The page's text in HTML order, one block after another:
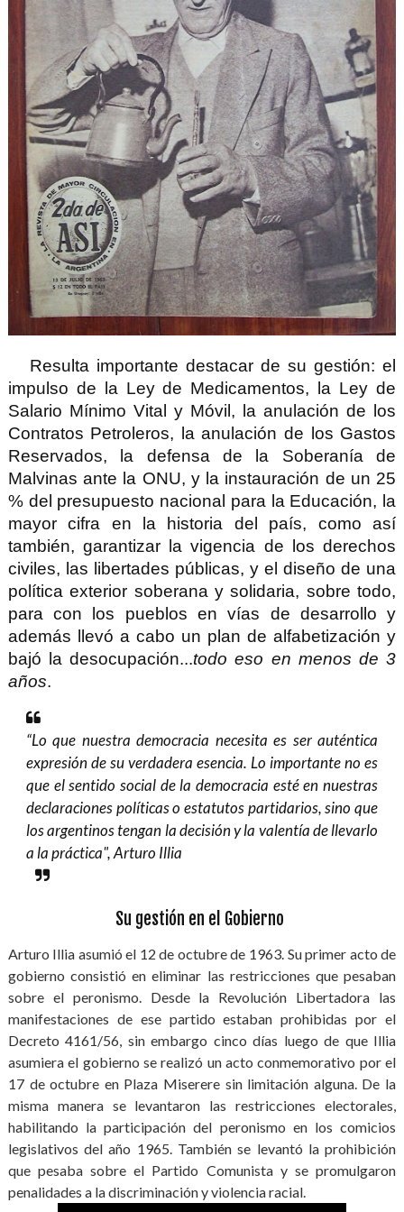
Resulta importante destacar de su gestión: el
impulso de la Ley de Medicamentos, la Ley de
Salario Mínimo Vital y Móvil, la anulación de los
Contratos Petroleros, la anulación de los Gastos
Reservados, la defensa de la Soberanía de
Malvinas ante la ONU, y la instauración de un 25
% del presupuesto nacional para la Educación, la
mayor cifra en la historia del país, como así
también, garantizar la vigencia de los derechos
civiles, las libertades públicas, y el diseño de una
política exterior soberana y solidaria, sobre todo,
para con los pueblos en vías de desarrollo y
además llevó a cabo un plan de alfabetización y
bajó la desocupación...todo eso en menos de 3
años.
“Lo que nuestra democracia necesita es ser auténtica
expresión de su verdadera esencia. Lo importante no es
que el sentido social de la democracia esté en nuestras
declaraciones políticas o estatutos partidarios, sino que
los argentinos tengan la decisión y la valentía de llevarlo
a la práctica", Arturo Illia
Su gestión en el Gobierno
Arturo Illia asumió el 12 de octubre de 1963. Su primer acto de
gobierno consistió en eliminar las restricciones que pesaban
sobre el peronismo. Desde la Revolución Libertadora las
manifestaciones de ese partido estaban prohibidas por el
Decreto 4161/56, sin embargo cinco días luego de que Illia
asumiera el gobierno se realizó un acto conmemorativo por el
17 de octubre en Plaza Miserere sin limitación alguna. De la
misma manera se levantaron las restricciones electorales,
habilitando la participación del peronismo en los comicios
legislativos del año 1965. También se levantó la prohibición
que pesaba sobre el Partido Comunista y se promulgaron
penalidades a la discriminación y violencia racial.